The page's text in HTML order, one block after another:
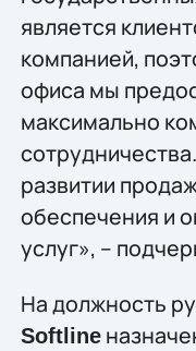
является
компанией,
офиса мы
максимально
развитии
обеспечения и
услуг», –
На должность
Softline